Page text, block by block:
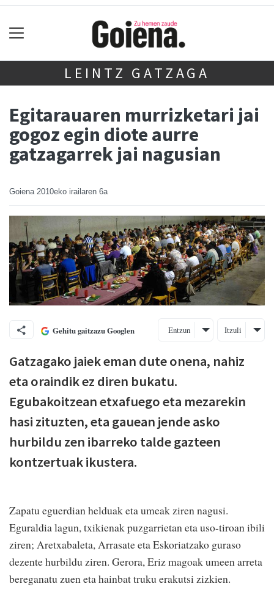
LEINTZ GATZAGA
Egitarauaren murrizketari jai
gogoz egin diote aurre
gatzagarrek jai nagusian
Goiena 2010eko irailaren 6a
Gehitu gaitzazu Googlen Entzun Itzuli
Gatzagako jaiek eman dute onena, nahiz
eta oraindik ez diren bukatu.
Egubakoitzean etxafuego eta mezarekin
hasi zituzten, eta gauean jende asko
hurbildu zen ibarreko talde gazteen
kontzertuak ikustera.
Zapatu eguerdian helduak eta umeak ziren nagusi.
Eguraldia lagun, txikienak puzgarrietan eta uso-tiroan ibili
ziren; Aretxabaleta, Arrasate eta Eskoriatzako guraso
dezente hurbildu ziren. Gerora, Eriz magoak umeen arreta
bereganatu zuen eta hainbat truku erakutsi zizkien.